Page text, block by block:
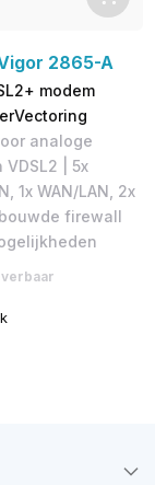
2865-A
modem
analoge
VDSL2 | 5x
1x WAN/LAN, 2x
firewall